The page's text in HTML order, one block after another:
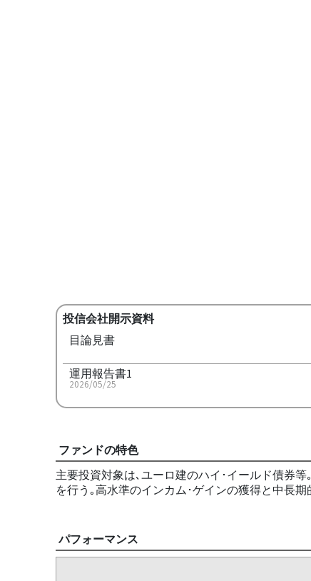
投信会社開示資料
目論見書
運用報告書1
2026/05/25
ファンドの特色
主要投資対象は､ユーロ建のハイ･イールド債券
を行う｡高水準のインカム･ゲインの獲得と中長
パフォーマンス